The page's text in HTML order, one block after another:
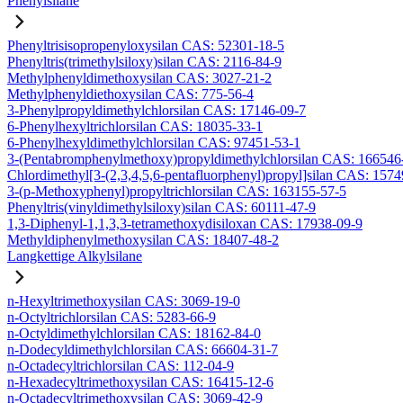
Phenyltrisisopropenyloxysilan CAS: 52301-18-5
Phenyltris(trimethylsiloxy)silan CAS: 2116-84-9
Methylphenyldimethoxysilan CAS: 3027-21-2
Methylphenyldiethoxysilan CAS: 775-56-4
3-Phenylpropyldimethylchlorsilan CAS: 17146-09-7
6-Phenylhexyltrichlorsilan CAS: 18035-33-1
6-Phenylhexyldimethylchlorsilan CAS: 97451-53-1
3-(Pentabromphenylmethoxy)propyldimethylchlorsilan CAS:
Chlordimethyl[3-(2,3,4,5,6-pentafluorphenyl)propyl]silan CAS:
3-(p-Methoxyphenyl)propyltrichlorsilan CAS: 163155-57-5
Phenyltris(vinyldimethylsiloxy)silan CAS: 60111-47-9
1,3-Diphenyl-1,1,3,3-tetramethoxydisiloxan CAS: 17938-09-9
Methyldiphenylmethoxysilan CAS: 18407-48-2
Langkettige Alkylsilane
n-Hexyltrimethoxysilan CAS: 3069-19-0
n-Octyltrichlorsilan CAS: 5283-66-9
n-Octyldimethylchlorsilan CAS: 18162-84-0
n-Dodecyldimethylchlorsilan CAS: 66604-31-7
n-Octadecyltrichlorsilan CAS: 112-04-9
n-Hexadecyltrimethoxysilan CAS: 16415-12-6
n-Octadecyltrimethoxysilan CAS: 3069-42-9